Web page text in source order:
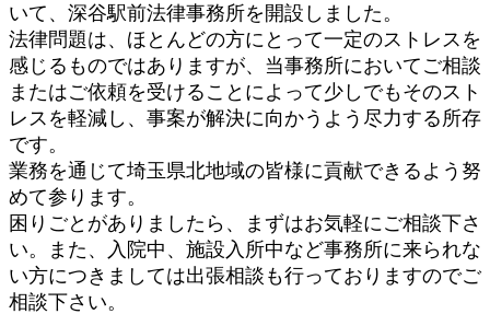
いて、深谷駅前法律事務所を開設しました。
法律問題は、ほとんどの方にとって一定のストレスを
感じるものではありますが、当事務所においてご相談
またはご依頼を受けることによって少しでもそのスト
レスを軽減し、事案が解決に向かうよう尽力する所存
です。
業務を通じて埼玉県北地域の皆様に貢献できるよう努
めて参ります。
困りごとがありましたら、まずはお気軽にご相談下さ
い。また、入院中、施設入所中など事務所に来られな
い方につきましては出張相談も行っておりますのでご
相談下さい。